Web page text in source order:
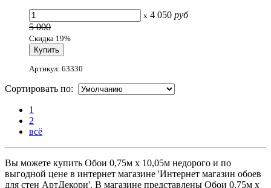
x 4 050 руб
5 000
Скидка 19%
Артикул: 63330
Сортировать по:
1
2
всё
Вы можете купить Обои 0,75м x 10,05м недорого и по
выгодной цене в интернет магазине 'Интернет магазин обоев
для стен АртДекори'. В магазине представлены Обои 0,75м x